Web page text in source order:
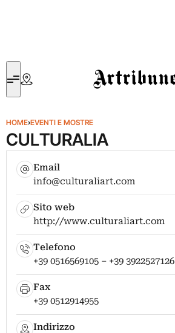
Artribune
HOME›EVENTI E MOSTRE
CULTURALIA
Email
info@culturaliart.com
Sito web
http://www.culturaliart.com
Telefono
+39 0516569105 – +39 3922527126
Fax
+39 0512914955
Indirizzo